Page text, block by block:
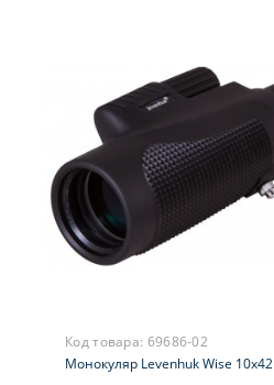
Код товара: 69686-02
Монокуляр Levenhuk Wise 10x42